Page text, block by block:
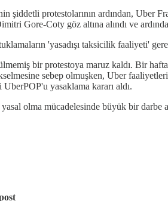
şiddetli protestolarının ardından, Uber
Gore-Coty göz altına alındı ve
'yasadışı taksicilik faaliyeti'
bir protestoya maruz kaldı. Bir
sebep olmuşken, Uber
yasaklama kararı aldı.
olma mücadelesinde büyük bir